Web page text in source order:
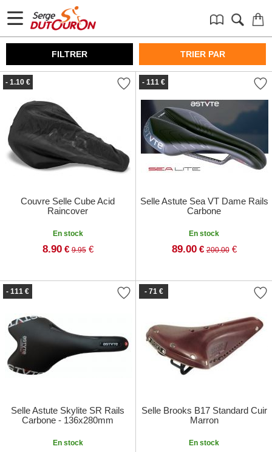
FILTRER TRIER PAR
- 1.10 €
Couvre Selle Cube Acid
Raincover
En stock
8.90 € 9.95€
- 111 €
Selle Astute Sea VT Dame Rails
Carbone
En stock
89.00 € 200.00€
- 111 €
Selle Astute Skylite SR Rails
Carbone - 136x280mm
En stock
- 71 €
Selle Brooks B17 Standard Cuir
Marron
En stock